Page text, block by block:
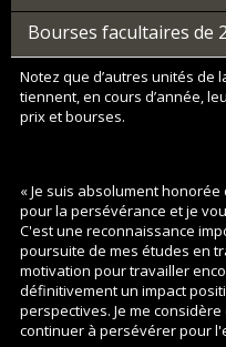
Bourses facultaires de 2
Notez que d’autres unités de
tiennent, en cours d’année,
prix et bourses.
« Je suis absolument
pour la persévérance et je
C'est une reconnaissance
poursuite de mes études en
motivation pour travailler
définitivement un impact
perspectives. Je me
continuer à persévérer pour